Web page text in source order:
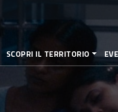
SCOPRI IL TERRITORIO